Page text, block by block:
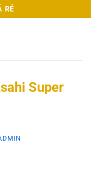
RẺ
Super